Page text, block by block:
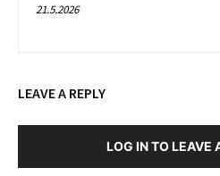
21.5.2026
LEAVE A REPLY
LOG IN TO LEAVE